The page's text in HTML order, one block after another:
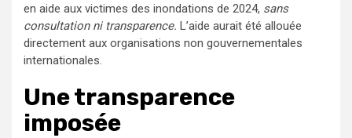
en aide aux victimes des inondations de 2024, sans
consultation ni transparence. L’aide aurait été allouée
directement aux organisations non gouvernementales
internationales.
Une transparence
imposée